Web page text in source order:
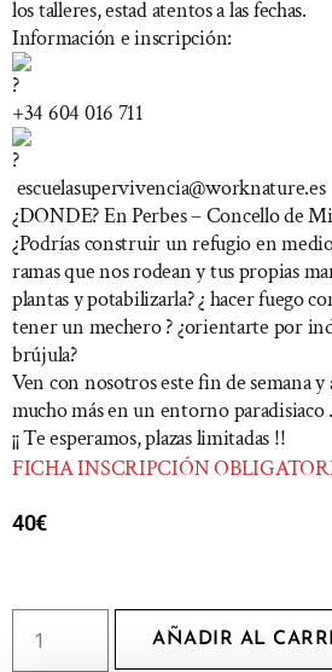
los talleres, estad atentos a las fechas.
Información e inscripción:
+34 604 016 711
escuelasupervivencia@worknature.es
¿DONDE? En Perbes – Concello de
¿Podrías construir un refugio en
ramas que nos rodean y tus propias
plantas y potabilizarla? ¿ hacer fuego
tener un mechero ? ¿orientarte por
brújula?
Ven con nosotros este fin de semana
mucho más en un entorno paradisiaco .
¡¡ Te esperamos, plazas limitadas !!
FICHA INSCRIPCIÓN
40€
AÑADIR AL